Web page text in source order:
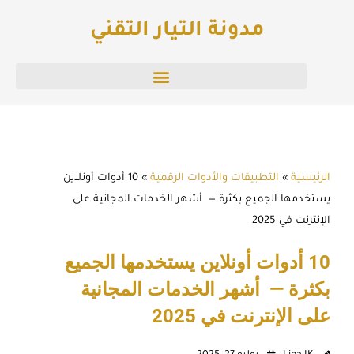
مدونة التيار التقني
الرئيسية » التطبيقات والأدوات الرقمية »
10 أدوات أونلاين
يستخدمها الجميع بكثرة — أشهر الخدمات المجانية على
الإنترنت في 2025
10 أدوات أونلاين يستخدمها الجميع
بكثرة — أشهر الخدمات المجانية
على الإنترنت في 2025